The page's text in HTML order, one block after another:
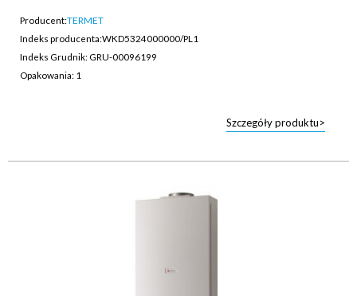
Producent:TERMET
Indeks producenta:WKD5324000000/PL1
Indeks Grudnik: GRU-00096199
Opakowania: 1
Szczegóły produktu>